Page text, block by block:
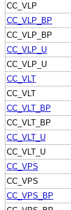
CC_VLP
CC_VLP_BP
CC_VLP_BP
CC_VLP_U
CC_VLP_U
CC_VLT
CC_VLT
CC_VLT_BP
CC_VLT_BP
CC_VLT_U
CC_VLT_U
CC_VPS
CC_VPS
CC_VPS_BP